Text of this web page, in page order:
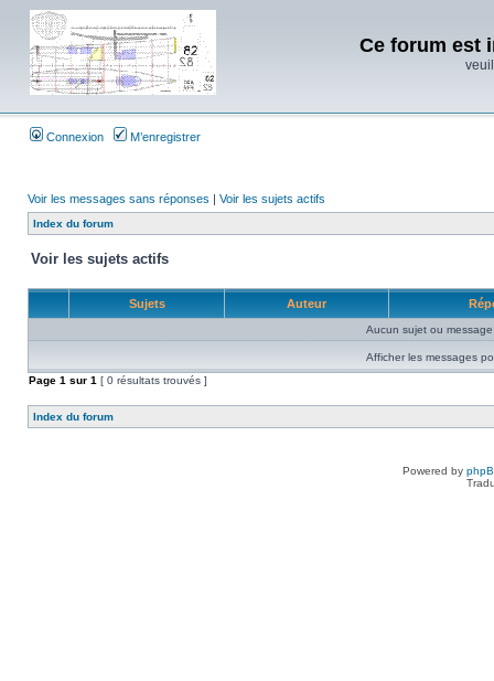
Ce forum est
Connexion M’enregistrer
Voir les messages sans réponses | Voir les sujets actifs
Index du forum
Voir les sujets actifs
Sujets Auteur
Aucun sujet ou
Afficher les messages
Page 1 sur 1 [ 0 résultats trouvés ]
Index du forum
Powered by